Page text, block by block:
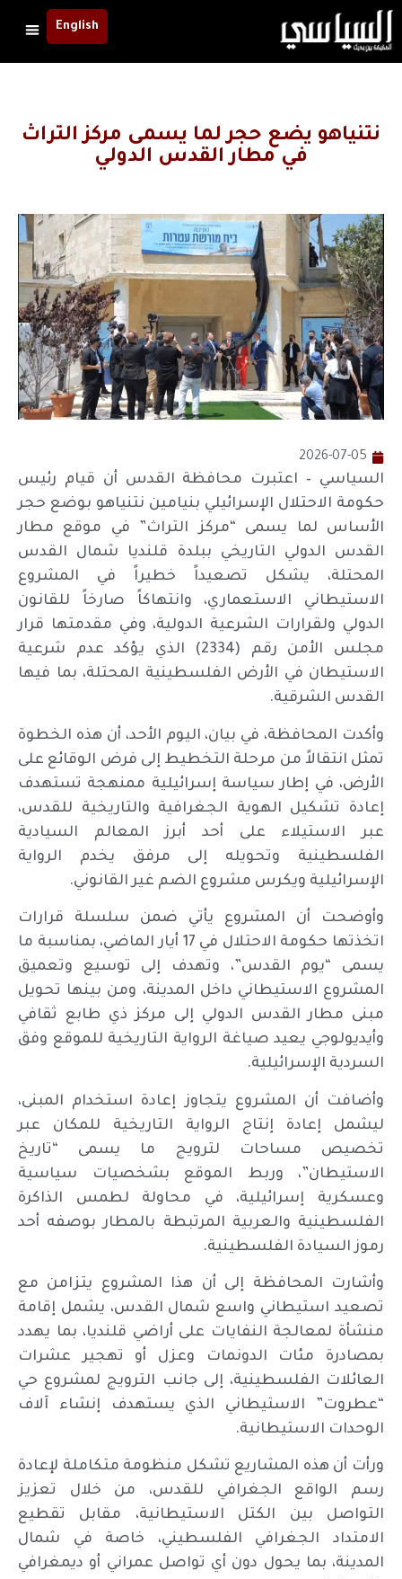
English
نتنياهو يضع حجر لما يسمى مركز التراث
في مطار القدس الدولي
2026-07-05
السياسي – اعتبرت محافظة القدس أن قيام رئيس
حكومة الاحتلال الإسرائيلي بنيامين نتنياهو بوضع حجر
الأساس لما يسمى “مركز التراث” في موقع مطار
القدس الدولي التاريخي ببلدة قلنديا شمال القدس
المحتلة، يشكل تصعيداً خطيراً في المشروع
الاستيطاني الاستعماري، وانتهاكاً صارخاً للقانون
الدولي ولقرارات الشرعية الدولية، وفي مقدمتها قرار
مجلس الأمن رقم (2334) الذي يؤكد عدم شرعية
الاستيطان في الأرض الفلسطينية المحتلة، بما فيها
القدس الشرقية.
وأكدت المحافظة، في بيان، اليوم الأحد، أن هذه الخطوة
تمثل انتقالاً من مرحلة التخطيط إلى فرض الوقائع على
الأرض، في إطار سياسة إسرائيلية ممنهجة تستهدف
إعادة تشكيل الهوية الجغرافية والتاريخية للقدس،
عبر الاستيلاء على أحد أبرز المعالم السيادية
الفلسطينية وتحويله إلى مرفق يخدم الرواية
الإسرائيلية ويكرس مشروع الضم غير القانوني.
وأوضحت أن المشروع يأتي ضمن سلسلة قرارات
اتخذتها حكومة الاحتلال في 17 أيار الماضي، بمناسبة ما
يسمى “يوم القدس”، وتهدف إلى توسيع وتعميق
المشروع الاستيطاني داخل المدينة، ومن بينها تحويل
مبنى مطار القدس الدولي إلى مركز ذي طابع ثقافي
وأيديولوجي يعيد صياغة الرواية التاريخية للموقع وفق
السردية الإسرائيلية.
وأضافت أن المشروع يتجاوز إعادة استخدام المبنى،
ليشمل إعادة إنتاج الرواية التاريخية للمكان عبر
تخصيص مساحات لترويج ما يسمى “تاريخ
الاستيطان”، وربط الموقع بشخصيات سياسية
وعسكرية إسرائيلية، في محاولة لطمس الذاكرة
الفلسطينية والعربية المرتبطة بالمطار بوصفه أحد
رموز السيادة الفلسطينية.
وأشارت المحافظة إلى أن هذا المشروع يتزامن مع
تصعيد استيطاني واسع شمال القدس، يشمل إقامة
منشأة لمعالجة النفايات على أراضي قلنديا، بما يهدد
بمصادرة مئات الدونمات وعزل أو تهجير عشرات
العائلات الفلسطينية، إلى جانب الترويج لمشروع حي
“عطروت” الاستيطاني الذي يستهدف إنشاء آلاف
الوحدات الاستيطانية.
ورأت أن هذه المشاريع تشكل منظومة متكاملة لإعادة
رسم الواقع الجغرافي للقدس، من خلال تعزيز
التواصل بين الكتل الاستيطانية، مقابل تقطيع
الامتداد الجغرافي الفلسطيني، خاصة في شمال
المدينة، بما يحول دون أي تواصل عمراني أو ديمغرافي